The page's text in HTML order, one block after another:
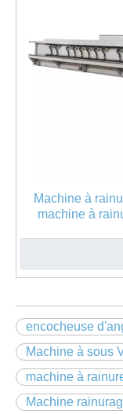
Machine à
machine à
encocheuse
Machine à sous
machine à
Machine